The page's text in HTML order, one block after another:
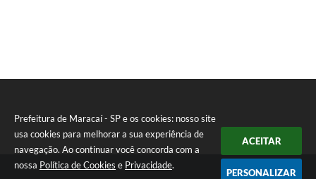
Prefeitura de Maracaí - SP e os cookies: nosso site
usa cookies para melhorar a sua experiência de
navegação. Ao continuar você concorda com a
nossa Política de Cookies e Privacidade.
ACEITAR
PERSONALIZAR